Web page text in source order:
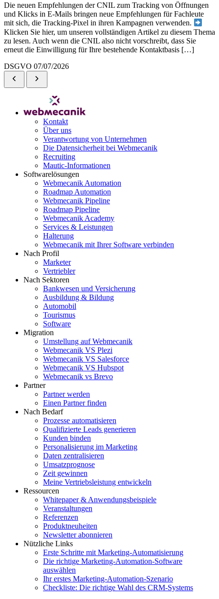
Die neuen Empfehlungen der CNIL zum Tracking von Öffnungen
und Klicks in E-Mails bringen neue Empfehlungen für Fachleute
mit sich, die Tracking-Pixel in ihren Kampagnen verwenden.
Klicken Sie hier, um unseren vollständigen Artikel zu diesem Thema
zu lesen. Auch wenn die CNIL also nicht vorschreibt, dass Sie
erneut die Einwilligung für Ihre bestehende Kontaktbasis […]
DSGVO 07/07/2026
Kontakt
Über uns
Verantwortung von Unternehmen
Die Datensicherheit bei Webmecanik
Recruiting
Mautic-Informationen
Softwarelösungen
Webmecanik Automation
Roadmap Automation
Webmecanik Pipeline
Roadmap Pipeline
Webmecanik Academy
Services & Leistungen
Halterung
Webmecanik mit Ihrer Software verbinden
Nach Profil
Marketer
Vertriebler
Nach Sektoren
Bankwesen und Versicherung
Ausbildung & Bildung
Automobil
Tourismus
Software
Migration
Umstellung auf Webmecanik
Webmecanik VS Plezi
Webmecanik VS Salesforce
Webmecanik VS Hubspot
Webmecanik vs Brevo
Partner
Partner werden
Einen Partner finden
Nach Bedarf
Prozesse automatisieren
Qualifizierte Leads generieren
Kunden binden
Personalisierung im Marketing
Daten zentralisieren
Umsatzprognose
Zeit gewinnen
Meine Vertriebsleistung entwickeln
Ressourcen
Whitepaper & Anwendungsbeispiele
Veranstaltungen
Referenzen
Produktneuheiten
Newsletter abonnieren
Nützliche Links
Erste Schritte mit Marketing-Automatisierung
Die richtige Marketing-Automation-Software
auswählen
Ihr erstes Marketing-Automation-Szenario
Checkliste: Die richtige Wahl des CRM-Systems